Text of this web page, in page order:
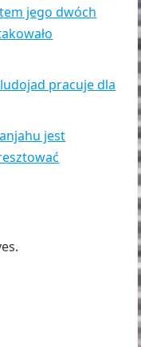
jego dwóch
pracuje dla
jest